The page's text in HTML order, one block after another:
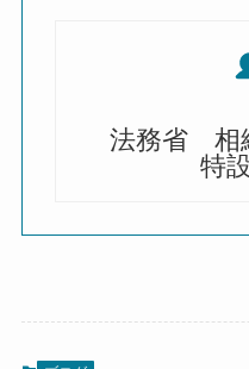
法務省 相
特